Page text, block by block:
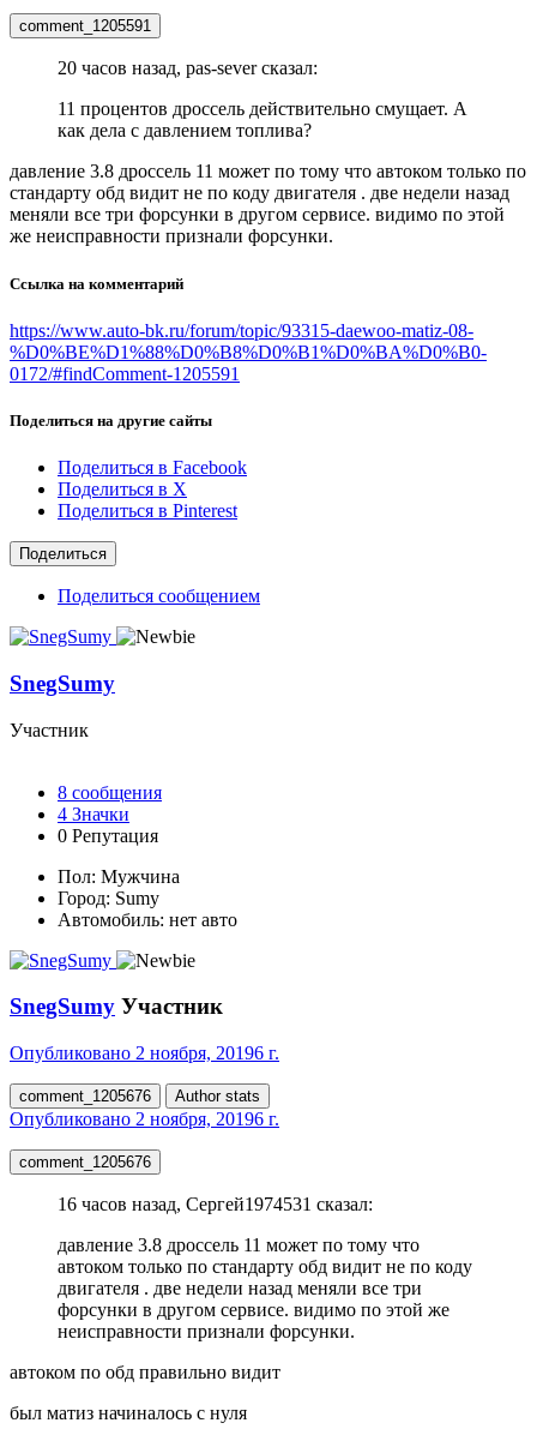
comment_1205591
20 часов назад, pas-sever сказал:
11 процентов дроссель действительно смущает. А
как дела с давлением топлива?
давление 3.8 дроссель 11 может по тому что автоком только по
стандарту обд видит не по коду двигателя . две недели назад
меняли все три форсунки в другом сервисе. видимо по этой
же неисправности признали форсунки.
Ссылка на комментарий
https://www.auto-bk.ru/forum/topic/93315-daewoo-matiz-08-
%D0%BE%D1%88%D0%B8%D0%B1%D0%BA%D0%B0-
0172/#findComment-1205591
Поделиться на другие сайты
Поделиться в Facebook
Поделиться в X
Поделиться в Pinterest
Поделиться
Поделиться сообщением
SnegSumy
Участник
8 сообщения
4 Значки
0 Репутация
Пол: Мужчина
Город: Sumy
Автомобиль: нет авто
SnegSumy Участник
Опубликовано 2 ноября, 20196 г.
comment_1205676 Author stats
Опубликовано 2 ноября, 20196 г.
comment_1205676
16 часов назад, Сергей1974531 сказал:
давление 3.8 дроссель 11 может по тому что
автоком только по стандарту обд видит не по коду
двигателя . две недели назад меняли все три
форсунки в другом сервисе. видимо по этой же
неисправности признали форсунки.
автоком по обд правильно видит
был матиз начиналось с нуля